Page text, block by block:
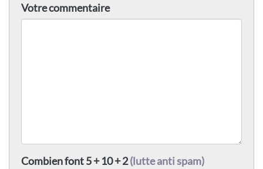
Votre commentaire
Combien font 5 + 10 + 2(lutte anti spam)